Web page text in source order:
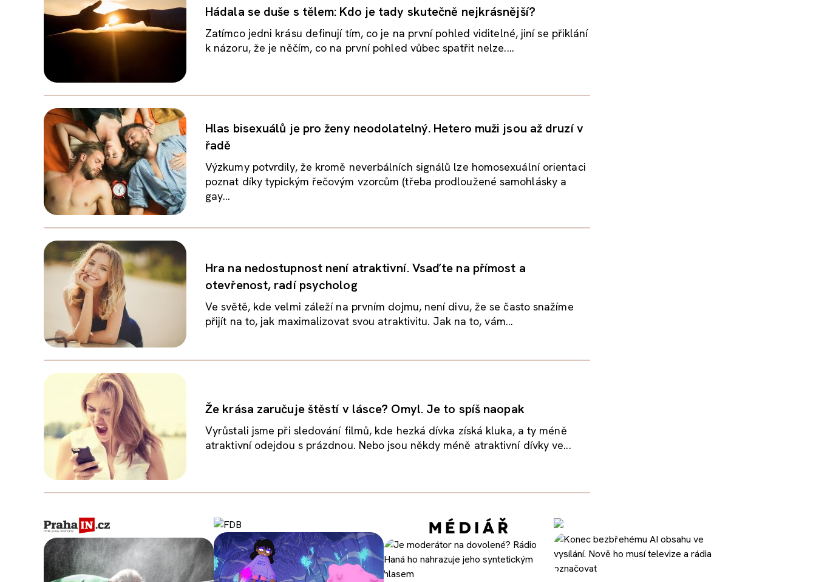
Hádala se duše s tělem: Kdo je tady skutečně nejkrásnější?
Zatímco jedni krásu definují tím, co je na první pohled viditelné, jiní se přiklání
k názoru, že je něčím, co na první pohled vůbec spatřit nelze....
Hlas bisexuálů je pro ženy neodolatelný. Hetero muži jsou až druzí v
řadě
Výzkumy potvrdily, že kromě neverbálních signálů lze homosexuální orientaci
poznat díky typickým řečovým vzorcům (třeba prodloužené samohlásky a
gay...
Hra na nedostupnost není atraktivní. Vsaďte na přímost a
otevřenost, radí psycholog
Ve světě, kde velmi záleží na prvním dojmu, není divu, že se často snažíme
přijít na to, jak maximalizovat svou atraktivitu. Jak na to, vám...
Že krása zaručuje štěstí v lásce? Omyl. Je to spíš naopak
Vyrůstali jsme při sledování filmů, kde hezká dívka získá kluka, a ty méně
atraktivní odejdou s prázdnou. Nebo jsou někdy méně atraktivní dívky ve...